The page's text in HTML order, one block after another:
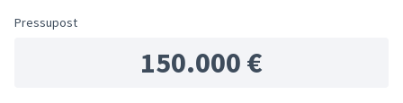
Pressupost
150.000 €